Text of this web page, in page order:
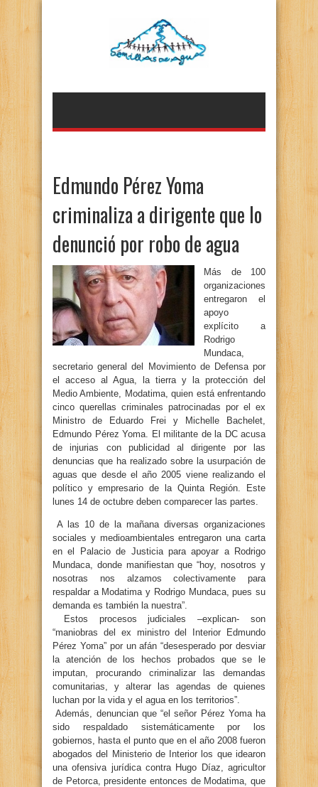
Edmundo Pérez Yoma
criminaliza a dirigente que lo
denunció por robo de agua
Más de 100
organizaciones
entregaron el
apoyo
explícito a
Rodrigo
Mundaca,
secretario general del Movimiento de Defensa por
el acceso al Agua, la tierra y la protección del
Medio Ambiente, Modatima, quien está enfrentando
cinco querellas criminales patrocinadas por el ex
Ministro de Eduardo Frei y Michelle Bachelet,
Edmundo Pérez Yoma. El militante de la DC acusa
de injurias con publicidad al dirigente por las
denuncias que ha realizado sobre la usurpación de
aguas que desde el año 2005 viene realizando el
político y empresario de la Quinta Región. Este
lunes 14 de octubre deben comparecer las partes.
A las 10 de la mañana diversas organizaciones
sociales y medioambientales entregaron una carta
en el Palacio de Justicia para apoyar a Rodrigo
Mundaca, donde manifiestan que “hoy, nosotros y
nosotras nos alzamos colectivamente para
respaldar a Modatima y Rodrigo Mundaca, pues su
demanda es también la nuestra”.
Estos procesos judiciales –explican- son
“maniobras del ex ministro del Interior Edmundo
Pérez Yoma” por un afán “desesperado por desviar
la atención de los hechos probados que se le
imputan, procurando criminalizar las demandas
comunitarias, y alterar las agendas de quienes
luchan por la vida y el agua en los territorios”.
Además, denuncian que “el señor Pérez Yoma ha
sido respaldado sistemáticamente por los
gobiernos, hasta el punto que en el año 2008 fueron
abogados del Ministerio de Interior los que idearon
una ofensiva jurídica contra Hugo Díaz, agricultor
de Petorca, presidente entonces de Modatima, que